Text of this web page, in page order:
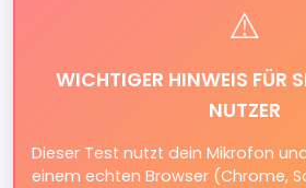
⚠️
WICHTIGER HINWEIS FÜR
NUTZER
Dieser Test nutzt dein Mikrofon
einem echten Browser (Chrome,